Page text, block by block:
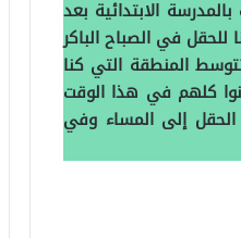
الابتدائية بعد
في الصباح الباكر
المنطقة التي كنا
كلهم في هذا الوقت
إلى المساء وفي